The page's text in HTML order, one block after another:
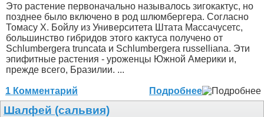
Это растение первоначально называлось зигокактус, но
позднее было включено в род шлюмбергера. Согласно
Томасу Х. Бойлу из Университета Штата Массачусетс,
большинство гибридов этого кактуса получено от
Schlumbergera truncata и Schlumbergera russelliana. Эти
эпифитные растения - уроженцы Южной Америки и,
прежде всего, Бразилии. ...
1 Комментарий Подробнее
Шалфей (сальвия)